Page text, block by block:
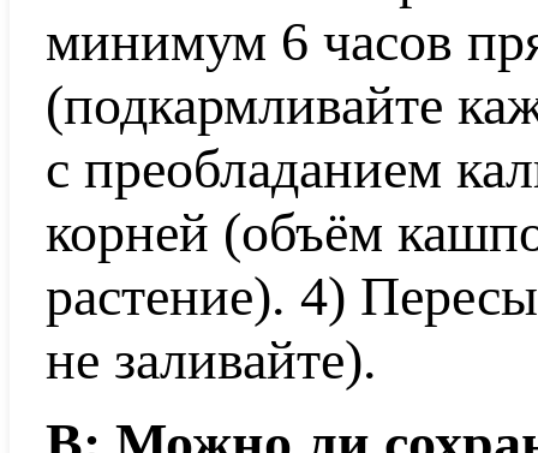
минимум 6 часов
(подкармливайте
с преобладанием
корней (объём
растение). 4)
не заливайте).